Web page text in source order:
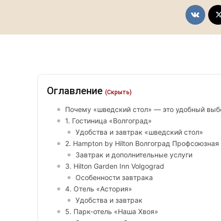
Оглавление (Скрыть)
Почему «шведский стол» — это удобный
1. Гостиница «Волгоград»
Удобства и завтрак «шведский стол»
2. Hampton by Hilton Волгоград Профсоюзная
Завтрак и дополнительные услуги
3. Hilton Garden Inn Volgograd
Особенности завтрака
4. Отель «Астория»
Удобства и завтрак
5. Парк-отель «Наша Хвоя»